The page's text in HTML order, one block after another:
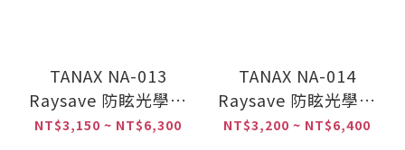
TANAX NA-013
Raysave 防眩光學後
視鏡 後照鏡 車鏡 後視
NT$3,150 ~ NT$6,300
TANAX NA-014
Raysave 防眩光學後
視鏡 後照鏡 車鏡 後視
NT$3,200 ~ NT$6,400